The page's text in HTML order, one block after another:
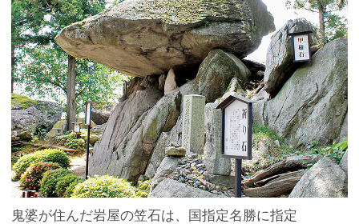
鬼婆が住んだ岩屋の笠石は、国指定名勝に指定